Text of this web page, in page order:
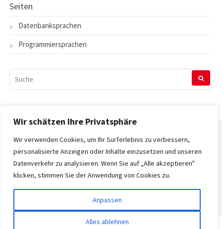
Wir schätzen Ihre Privatsphäre
Wir verwenden Cookies, um Ihr Surferlebnis zu verbessern,
personalisierte Anzeigen oder Inhalte einzusetzen und unseren
Datenverkehr zu analysieren. Wenn Sie auf „Alle akzeptieren"
klicken, stimmen Sie der Anwendung von Cookies zu.
Anpassen
Alles ablehnen
Seiten
Datenbanksprachen
Programmiersprachen
NACH:
Startseite
Datenschutzerklärung